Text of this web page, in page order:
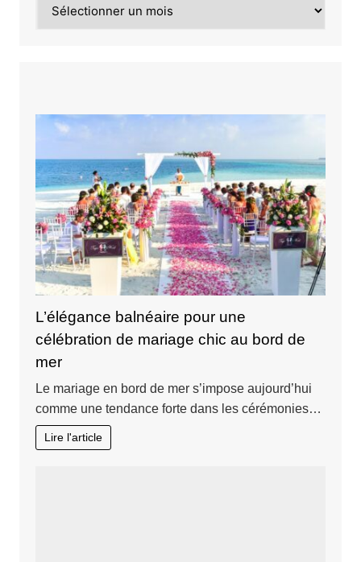
L’élégance balnéaire pour une
célébration de mariage chic au bord de
mer
Le mariage en bord de mer s’impose aujourd’hui
comme une tendance forte dans les cérémonies…
Lire l'article